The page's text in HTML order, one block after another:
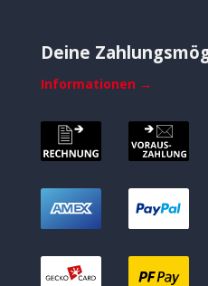
Deine
Informationen →